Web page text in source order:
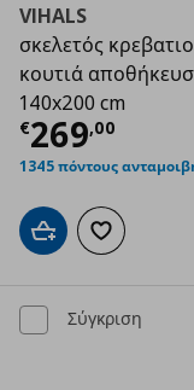
VIHALS
σκελετός
κουτιά
140x200 cm
€269,00
Τρέχουσα
1345 πόντους
Προσθήκη στο καλάθι
Προσθήκη
Σύγκριση